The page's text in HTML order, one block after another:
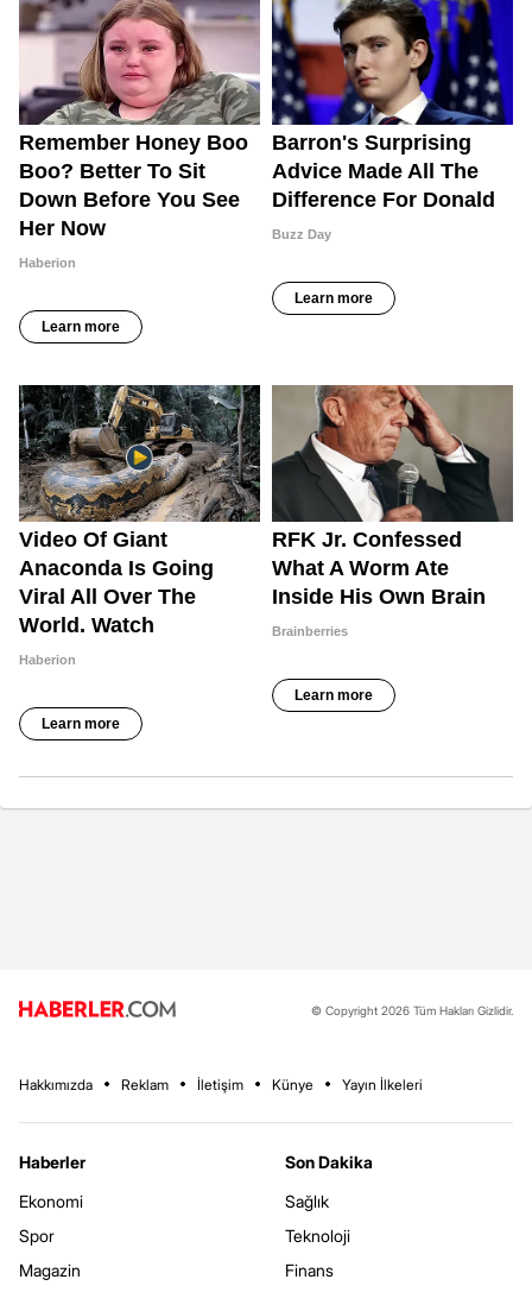
© Copyright 2026 Tüm Hakları Gizlidir.
Hakkımızda Reklam İletişim Künye Yayın İlkeleri
Haberler
Ekonomi
Spor
Magazin
Son Dakika
Sağlık
Teknoloji
Finans